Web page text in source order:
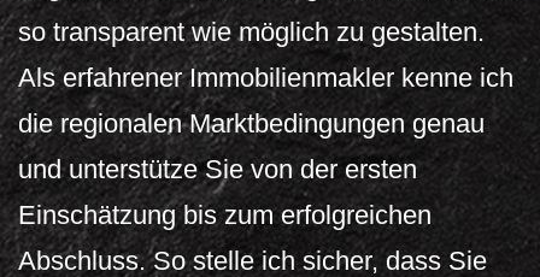
so transparent wie möglich zu gestalten.
Als erfahrener Immobilienmakler kenne ich
die regionalen Marktbedingungen genau
und unterstütze Sie von der ersten
Einschätzung bis zum erfolgreichen
Abschluss. So stelle ich sicher, dass Sie